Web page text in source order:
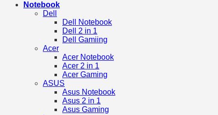
Notebook
Dell
Dell Notebook
Dell 2 in 1
Dell Gamiing
Acer
Acer Notebook
Acer 2 in 1
Acer Gaming
ASUS
Asus Notebook
Asus 2 in 1
Asus Gaming